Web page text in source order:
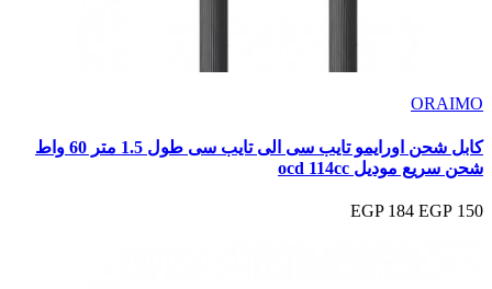
ORAIMO
كابل شحن اورايمو تايب سى الى تايب سى طول 1.5 متر 60 واط
شحن سريع موديل ocd 114cc
150 EGP
184 EGP